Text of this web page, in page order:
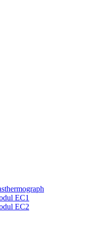
EC1
EC2